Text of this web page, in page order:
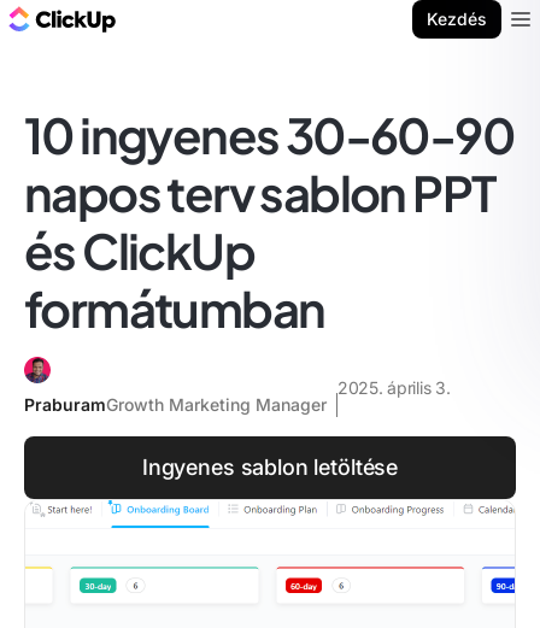
Kezdés
10 ingyenes 30-60-90
napos terv sablon PPT
és ClickUp
formátumban
PraburamGrowth Marketing Manager
2025. április 3.
Ingyenes sablon letöltése